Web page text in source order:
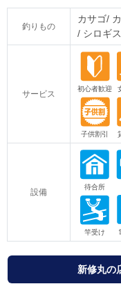
釣りもの
カサゴ
シロギス
サービス
設備
新修丸の